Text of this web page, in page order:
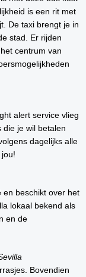
is een rit met
De taxi brengt je in
stad. Er rijden
centrum van
alert service vlieg
die je wil betalen
dagelijks alle
en beschikt over het
lokaal bekend als
en de
Bovendien